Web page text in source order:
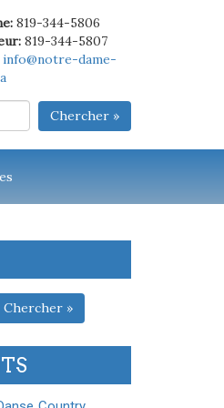
819-344-5806
819-344-5807
info@notre-dame-
Chercher »
Chercher »